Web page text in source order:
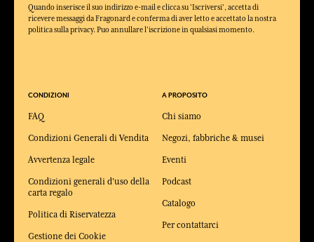
Quando inserisce il suo indirizzo e-mail e clicca su 'Iscriversi', accetta di
ricevere messaggi da Fragonard e conferma di aver letto e accettato la nostra
politica sulla privacy. Puo annullare l'iscrizione in qualsiasi momento.
CONDIZIONI
FAQ
Condizioni Generali di Vendita
Avvertenza legale
Condizioni generali d'uso della
carta regalo
Politica di Riservatezza
Gestione dei Cookie
A PROPOSITO
Chi siamo
Negozi, fabbriche & musei
Eventi
Podcast
Catalogo
Per contattarci